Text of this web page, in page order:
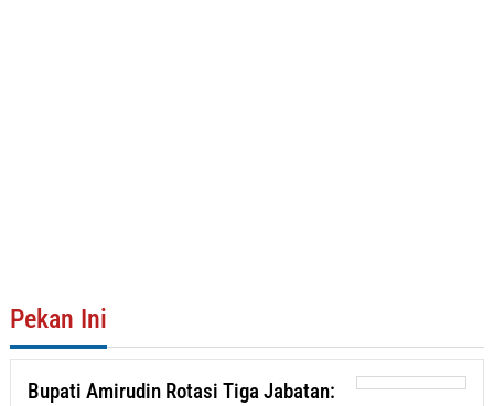
Pekan Ini
Bupati Amirudin Rotasi Tiga Jabatan: